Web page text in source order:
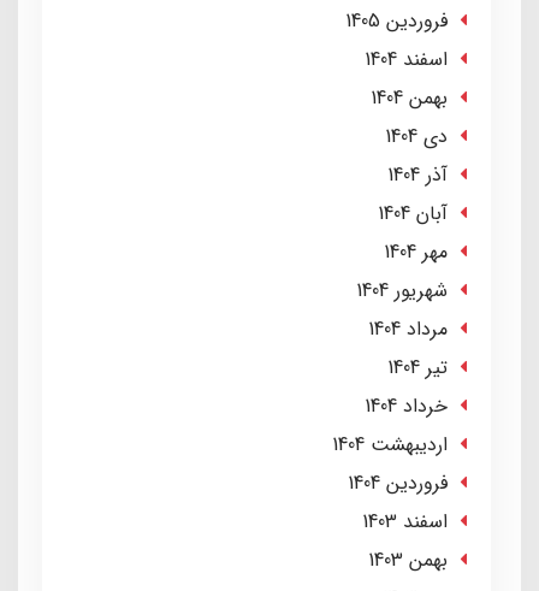
فروردین 1405
اسفند 1404
بهمن 1404
دی 1404
آذر 1404
آبان 1404
مهر 1404
شهریور 1404
مرداد 1404
تير 1404
خرداد 1404
ارديبهشت 1404
فروردین 1404
اسفند 1403
بهمن 1403